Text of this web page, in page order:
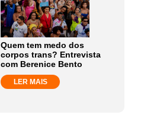
Quem tem medo dos
corpos trans? Entrevista
com Berenice Bento
LER MAIS